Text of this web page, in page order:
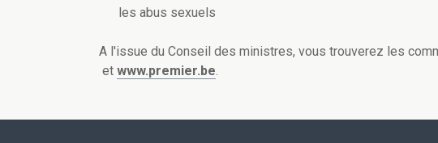
les abus sexuels
A l'issue du Conseil des ministres, vous trouverez les
et www.premier.be.